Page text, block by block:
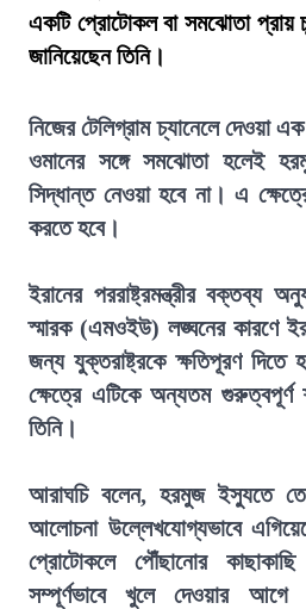
একটি প্রোটোকল বা সমঝোতা প্রায়
জানিয়েছেন তিনি।
নিজের টেলিগ্রাম চ্যানেলে দেওয়া
ওমানের সঙ্গে সমঝোতা হলেই
সিদ্ধান্ত নেওয়া হবে না। এ
করতে হবে।
ইরানের পররাষ্ট্রমন্ত্রীর বক্তব্য
স্মারক (এমওইউ) লঙ্ঘনের কারণে
জন্য যুক্তরাষ্ট্রকে ক্ষতিপূরণ দিতে
ক্ষেত্রে এটিকে অন্যতম গুরুত্বপূর্ণ
তিনি।
আরাঘচি বলেন, হরমুজ ইস্যুতে
আলোচনা উল্লেখযোগ্যভাবে
প্রোটোকলে পৌঁছানোর
সম্পূর্ণভাবে খুলে দেওয়ার আগে